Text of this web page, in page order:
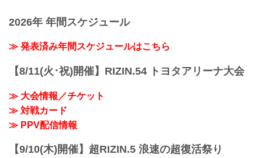
20:00〜21:00頃
予定時間が前後することがありますので
会場
9月24日（日）さいたまスーパーアリーナ
NAGOYAのPPV配信チケットが、本日12
時よりABEMA、U-NEXT、RIZIN 100
CLUB、RIZIN LIVEで販売スタート！
会場に来れない方はお好きな配信サービ
コード 番組名・その他
10/1(日)
2026年 年間スケジュール
≫ 発表済み年間スケジュールはこちら
【8/11(火･祝)開催】RIZIN.54 トヨタアリーナ大会
≫ 大会情報／チケット
≫ 対戦カード
≫ PPV配信情報
【9/10(木)開催】超RIZIN.5 浪速の超復活祭り